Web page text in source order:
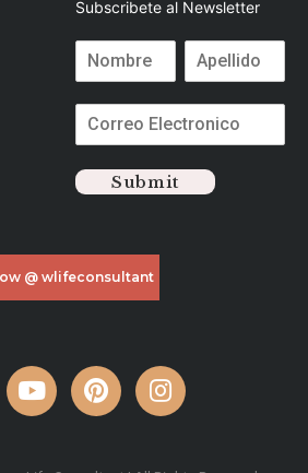
Subscribete al Newsletter
Submit
@ wlifeconsultant